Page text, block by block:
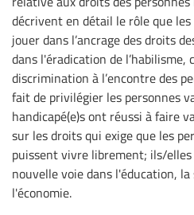
décrivent en détail le rôle que
jouer dans l’ancrage des droits
dans l'éradication de l’habilisme,
discrimination à l’encontre des
fait de privilégier les personnes
handicapé(e)s ont réussi à faire
sur les droits qui exige que les
puissent vivre librement; ils/
nouvelle voie dans l'éducation,
l'économie.